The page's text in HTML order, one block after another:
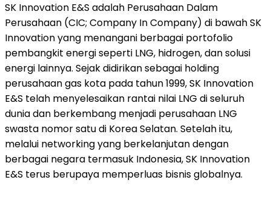
SK Innovation E&S adalah Perusahaan Dalam
Perusahaan (CIC; Company In Company) di bawah SK
Innovation yang menangani berbagai portofolio
pembangkit energi seperti LNG, hidrogen, dan solusi
energi lainnya. Sejak didirikan sebagai holding
perusahaan gas kota pada tahun 1999, SK Innovation
E&S telah menyelesaikan rantai nilai LNG di seluruh
dunia dan berkembang menjadi perusahaan LNG
swasta nomor satu di Korea Selatan. Setelah itu,
melalui networking yang berkelanjutan dengan
berbagai negara termasuk Indonesia, SK Innovation
E&S terus berupaya memperluas bisnis globalnya.